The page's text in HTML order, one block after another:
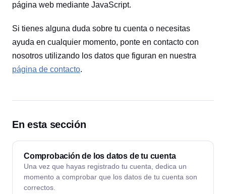
página web mediante JavaScript.
Si tienes alguna duda sobre tu cuenta o necesitas
ayuda en cualquier momento, ponte en contacto con
nosotros utilizando los datos que figuran en nuestra
página de contacto.
En esta sección
Comprobación de los datos de tu cuenta
Una vez que hayas registrado tu cuenta, dedica un
momento a comprobar que los datos de tu cuenta son
correctos.